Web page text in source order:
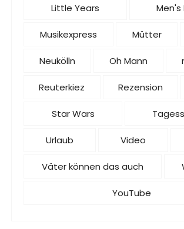
Little Years Men's
Musikexpress Mütter
Neukölln Oh Mann
Reuterkiez Rezension
Star Wars
Urlaub Video
Väter können das auch
YouTube